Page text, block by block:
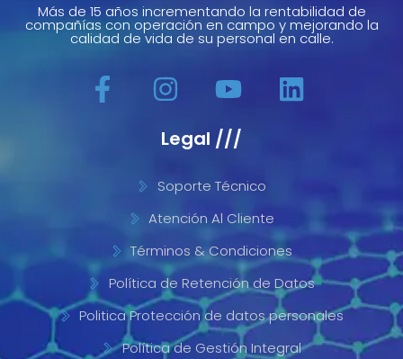
Más de 15 años incrementando la rentabilidad de
compañías con operación en campo y mejorando la
calidad de vida de su personal en calle.
Legal ///
Soporte Técnico
Atención Al Cliente
Términos & Condiciones
Política de Retención de Datos
Politica Protección de datos personales
Política de Gestión Integral